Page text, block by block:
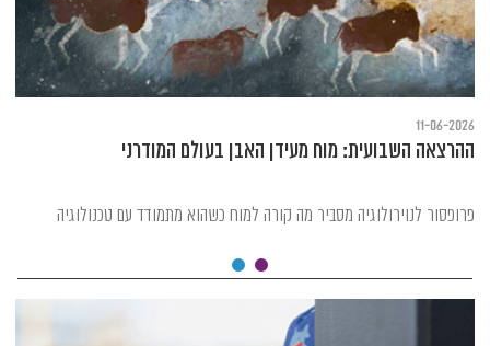
11-06-2026
ההרצאה השבועית: מוח מעידן האבן בעולם המודרני
פרופסור לנוירולוגיה מסביר מה קורה למוח כשהוא מתמודד עם טכנולוגיה